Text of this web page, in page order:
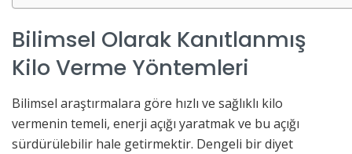
Bilimsel Olarak Kanıtlanmış
Kilo Verme Yöntemleri
Bilimsel araştırmalara göre hızlı ve sağlıklı kilo
vermenin temeli, enerji açığı yaratmak ve bu açığı
sürdürülebilir hale getirmektir. Dengeli bir diyet